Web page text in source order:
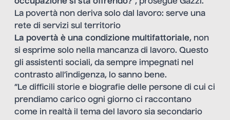
occupazione si sta offrendo? ”, prosegue Gazzi.
La povertà non deriva solo dal lavoro: serve una
rete di servizi sul territorio
La povertà è una condizione multifattoriale, non
si esprime solo nella mancanza di lavoro. Questo
gli assistenti sociali, da sempre impegnati nel
contrasto all’indigenza, lo sanno bene.
“Le difficili storie e biografie delle persone di cui ci
prendiamo carico ogni giorno ci raccontano
come in realtà il tema del lavoro sia secondario